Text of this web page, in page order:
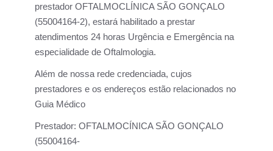
prestador OFTALMOCLÍNICA SÃO GONÇALO
(55004164-2), estará habilitado a prestar
atendimentos 24 horas Urgência e Emergência na
especialidade de Oftalmologia.
Além de nossa rede credenciada, cujos
prestadores e os endereços estão relacionados no
Guia Médico
Prestador: OFTALMOCÍNICA SÃO GONÇALO
(55004164-